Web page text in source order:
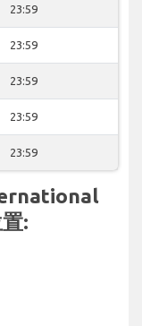
23:59
23:59
23:59
23:59
23:59
: